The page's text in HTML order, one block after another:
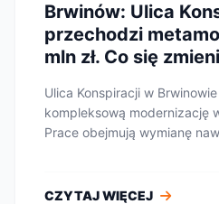
Brwinów: Ulica
przechodzi
mln zł. Co się
Ulica Konspiracji w
kompleksową modernizację
Prace obejmują wymianę
CZYTAJ WIĘCEJ